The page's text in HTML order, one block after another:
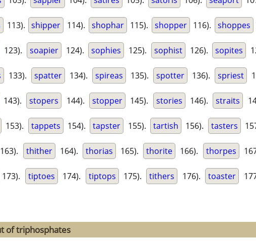
113). shipper 114). shophar 115). shopper 116). shoppes
123). soapier 124). sophies 125). sophist 126). sopites
133). spatter 134). spireas 135). spotter 136). spriest
143). stopers 144). stopper 145). stories 146). straits
153). tappets 154). tapster 155). tartish 156). tasters
163). thither 164). thorias 165). thorite 166). thorpes
173). tiptoes 174). tiptops 175). tithers 176). toaster
of triphosphates